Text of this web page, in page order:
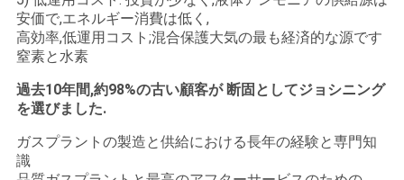
い
NEWS
地
安価で,エネルギー消費は低く,
高効率,低運用コスト;混合保護大気の最も経済的な源です
窒素と水素
過去10年間,約98%の古い顧客が 断固としてジョシニング
を選びました.
ガスプラントの製造と供給における長年の経験と専門知
識